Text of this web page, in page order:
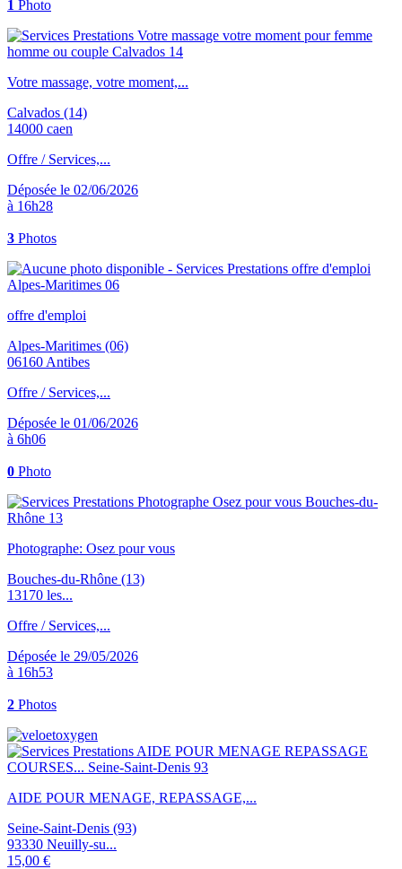
1 Photo
Votre massage, votre moment,...
Calvados (14)
14000 caen
Offre / Services,...
Déposée le 02/06/2026
à 16h28
3 Photos
offre d'emploi
Alpes-Maritimes (06)
06160 Antibes
Offre / Services,...
Déposée le 01/06/2026
à 6h06
0 Photo
Photographe: Osez pour vous
Bouches-du-Rhône (13)
13170 les...
Offre / Services,...
Déposée le 29/05/2026
à 16h53
2 Photos
AIDE POUR MENAGE, REPASSAGE,...
Seine-Saint-Denis (93)
93330 Neuilly-su...
15,00 €